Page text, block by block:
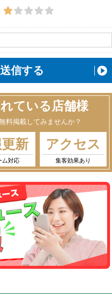
信する
ている店舗様
料掲載してみませんか？
新
ム対応
アクセス
集客効果あり